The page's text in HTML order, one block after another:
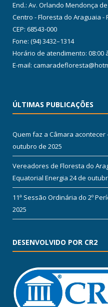
End.: Av. Orlando Mendonça de
Centro - Floresta do Araguaia -
CEP: 68543-000
Fone: (94) 3432–1314
Horário de atendimento: 08:00
E-mail:
ÚLTIMAS PUBLICAÇÕES
Quem faz a Câmara acontecer
outubro de 2025
Vereadores de Floresta do
Equatorial Energia 24 de
11ª Sessão Ordinária do 2º
2025
DESENVOLVIDO POR CR2